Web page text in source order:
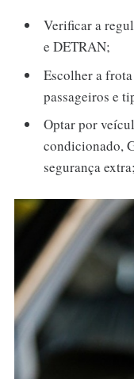
Verificar a
e DETRAN;
Escolher a
passageiros e
Optar por
condicionado,
segurança extra;